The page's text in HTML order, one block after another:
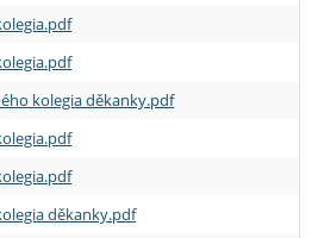
kolegia děkanky.pdf
děkanky.pdf